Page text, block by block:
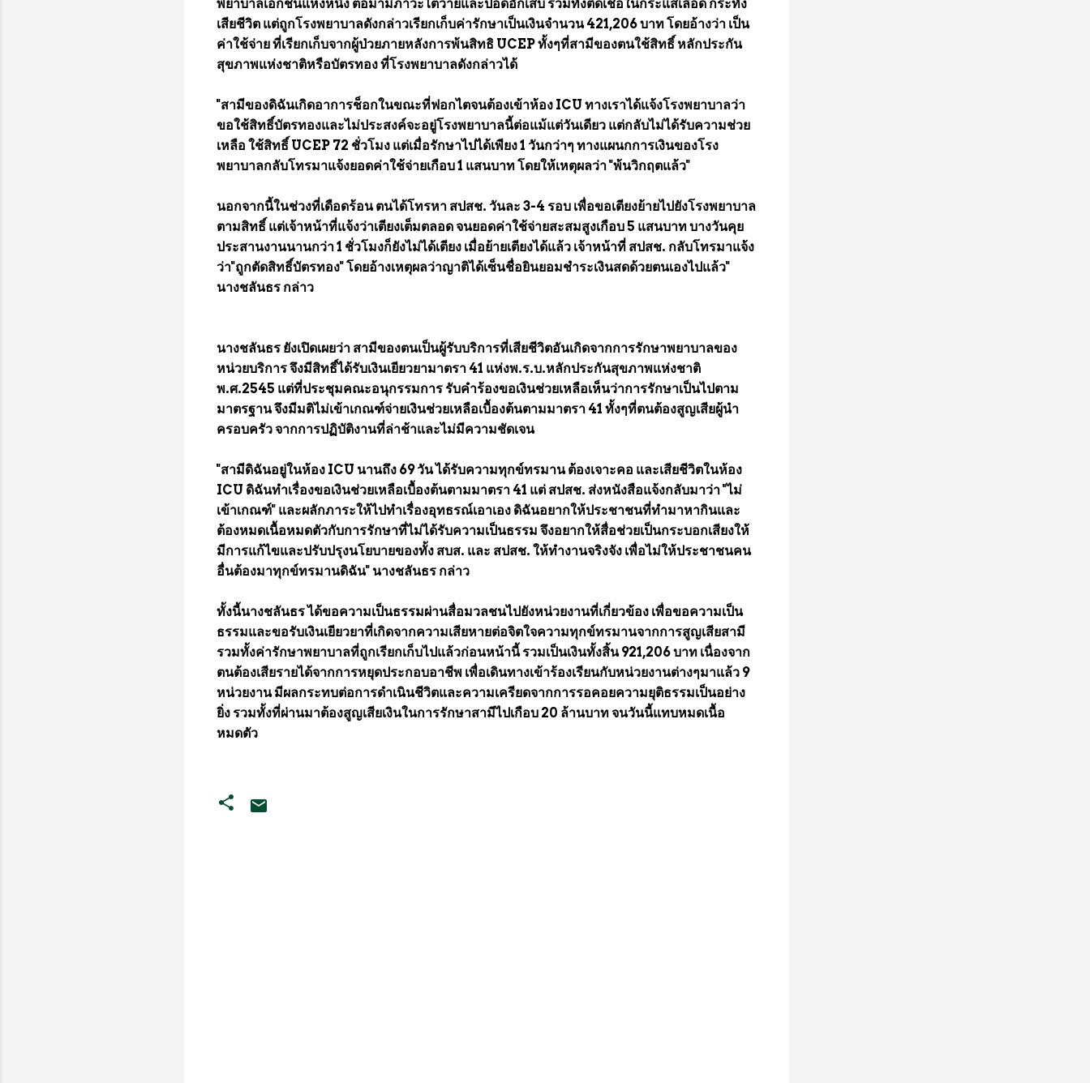
พยาบาลเอกชนแห่งหนึ่ง ต่อมามีภาวะไตวายและปอดอักเสบ รวมทั้งติดเชื้อในกระแสเลือด กระทั่ง
เสียชีวิต แต่ถูกโรงพยาบาลดังกล่าวเรียกเก็บค่ารักษาเป็นเงินจำนวน 421,206 บาท โดยอ้างว่า เป็น
ค่าใช้จ่าย ที่เรียกเก็บจากผู้ป่วยภายหลังการพ้นสิทธิ UCEP ทั้งๆที่สามีของตนใช้สิทธิ์ หลักประกัน
สุขภาพแห่งชาติหรือบัตรทอง ที่โรงพยาบาลดังกล่าวได้
"สามีของดิฉันเกิดอาการช็อกในขณะที่ฟอกไตจนต้องเข้าห้อง ICU ทางเราได้แจ้งโรงพยาบาลว่า
ขอใช้สิทธิ์บัตรทองและไม่ประสงค์จะอยู่โรงพยาบาลนี้ต่อแม้แต่วันเดียว แต่กลับไม่ได้รับความช่วย
เหลือ ใช้สิทธิ์ UCEP 72 ชั่วโมง แต่เมื่อรักษาไปได้เพียง 1 วันกว่าๆ ทางแผนกการเงินของโรง
พยาบาลกลับโทรมาแจ้งยอดค่าใช้จ่ายเกือบ 1 แสนบาท โดยให้เหตุผลว่า "พ้นวิกฤตแล้ว"
นอกจากนี้ในช่วงที่เดือดร้อน ตนได้โทรหา สปสช. วันละ 3-4 รอบ เพื่อขอเตียงย้ายไปยังโรงพยาบาล
ตามสิทธิ์ แต่เจ้าหน้าที่แจ้งว่าเตียงเต็มตลอด จนยอดค่าใช้จ่ายสะสมสูงเกือบ 5 แสนบาท บางวันคุย
ประสานงานนานกว่า 1 ชั่วโมงก็ยังไม่ได้เตียง เมื่อย้ายเตียงได้แล้ว เจ้าหน้าที่ สปสช. กลับโทรมาแจ้ง
ว่า"ถูกตัดสิทธิ์บัตรทอง" โดยอ้างเหตุผลว่าญาติได้เซ็นชื่อยินยอมชำระเงินสดด้วยตนเองไปแล้ว"
นางชลันธร กล่าว
นางชลันธร ยังเปิดเผยว่า สามีของตนเป็นผู้รับบริการที่เสียชีวิตอันเกิดจากการรักษาพยาบาลของ
หน่วยบริการ จึงมีสิทธิ์ได้รับเงินเยียวยามาตรา 41 แห่งพ.ร.บ.หลักประกันสุขภาพแห่งชาติ
พ.ศ.2545 แต่ที่ประชุมคณะอนุกรรมการ รับคำร้องขอเงินช่วยเหลือเห็นว่าการรักษาเป็นไปตาม
มาตรฐาน จึงมีมติไม่เข้าเกณฑ์จ่ายเงินช่วยเหลือเบื้องต้นตามมาตรา 41 ทั้งๆที่ตนต้องสูญเสียผู้นำ
ครอบครัว จากการปฏิบัติงานที่ล่าช้าและไม่มีความชัดเจน
"สามีดิฉันอยู่ในห้อง ICU นานถึง 69 วัน ได้รับความทุกข์ทรมาน ต้องเจาะคอ และเสียชีวิตในห้อง
ICU ดิฉันทำเรื่องขอเงินช่วยเหลือเบื้องต้นตามมาตรา 41 แต่ สปสช. ส่งหนังสือแจ้งกลับมาว่า "ไม่
เข้าเกณฑ์" และผลักภาระให้ไปทำเรื่องอุทธรณ์เอาเอง ดิฉันอยากให้ประชาชนที่ทำมาหากินและ
ต้องหมดเนื้อหมดตัวกับการรักษาที่ไม่ได้รับความเป็นธรรม จึงอยากให้สื่อช่วยเป็นกระบอกเสียงให้
มีการแก้ไขและปรับปรุงนโยบายของทั้ง สบส. และ สปสช. ให้ทำงานจริงจัง เพื่อไม่ให้ประชาชนคน
อื่นต้องมาทุกข์ทรมานดิฉัน" นางชลันธร กล่าว
ทั้งนี้นางชลันธร ได้ขอความเป็นธรรมผ่านสื่อมวลชนไปยังหน่วยงานที่เกี่ยวข้อง เพื่อขอความเป็น
ธรรมและขอรับเงินเยียวยาที่เกิดจากความเสียหายต่อจิตใจความทุกข์ทรมานจากการสูญเสียสามี
รวมทั้งค่ารักษาพยาบาลที่ถูกเรียกเก็บไปแล้วก่อนหน้านี้ รวมเป็นเงินทั้งสิ้น 921,206 บาท เนื่องจาก
ตนต้องเสียรายได้จากการหยุดประกอบอาชีพ เพื่อเดินทางเข้าร้องเรียนกับหน่วยงานต่างๆมาแล้ว 9
หน่วยงาน มีผลกระทบต่อการดำเนินชีวิตและความเครียดจากการรอคอยความยุติธรรมเป็นอย่าง
ยิ่ง รวมทั้งที่ผ่านมาต้องสูญเสียเงินในการรักษาสามีไปเกือบ 20 ล้านบาท จนวันนี้แทบหมดเนื้อ
หมดตัว